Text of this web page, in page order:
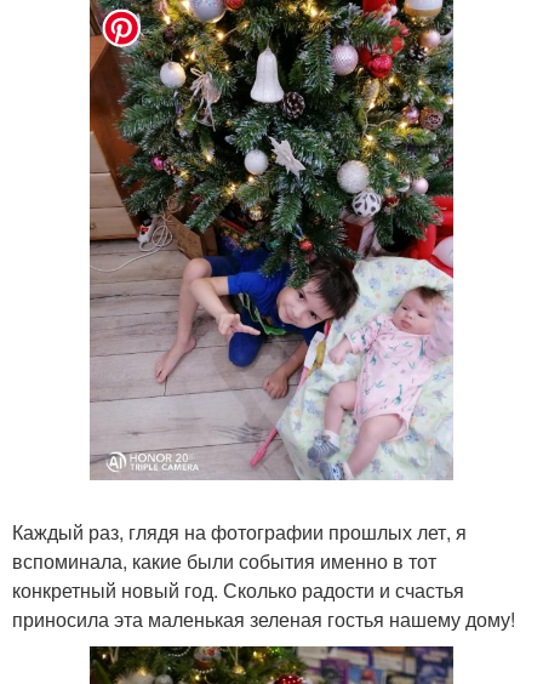
Каждый раз, глядя на фотографии прошлых лет, я
вспоминала, какие были события именно в тот
конкретный новый год. Сколько радости и счастья
приносила эта маленькая зеленая гостья нашему дому!